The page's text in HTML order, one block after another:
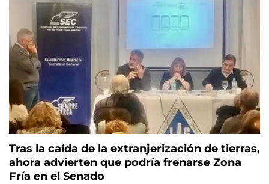
Tras la caída de la extranjerización de tierras,
ahora advierten que podría frenarse Zona
Fría en el Senado